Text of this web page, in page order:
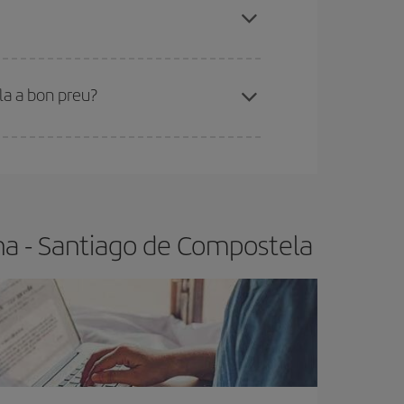
a bon preu?
- Santiago de Compostela